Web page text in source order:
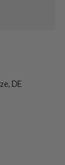
DE